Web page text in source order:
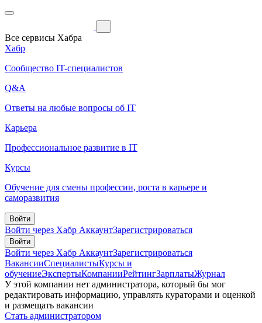
Все сервисы Хабра
Хабр
Сообщество IT-специалистов
Q&A
Ответы на любые вопросы об IT
Карьера
Профессиональное развитие в IT
Курсы
Обучение для смены профессии, роста в карьере и
саморазвития
Войти
Войти через Хабр АккаунтЗарегистрироваться
Войти
Войти через Хабр АккаунтЗарегистрироваться
ВакансииСпециалистыКурсы и
обучениеЭкспертыКомпанииРейтингЗарплатыЖурнал
У этой компании нет администратора, который бы мог
редактировать информацию, управлять кураторами и оценкой
и размещать вакансии
Стать администратором